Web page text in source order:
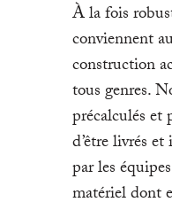
À la fois
conviennent
construction
tous genres.
précalculés et
d’être livrés
par les
matériel dont